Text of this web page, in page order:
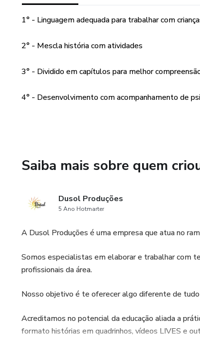
adolescentes.
1° - Linguagem adequada para trabalhar com
2° - Mescla história com atividades
3° - Dividido em capítulos para melhor
4° - Desenvolvimento com acompanhamento de
Saiba mais sobre quem
Dusol Produções
5 Ano Hotmarter
A Dusol Produções é uma empresa que atua no
Somos especialistas em elaborar e trabalhar com
profissionais da área.
Nosso objetivo é te oferecer algo diferente de
Acreditamos no potencial da educação aliada a
formato histórias em quadrinhos, vídeos LIVES e